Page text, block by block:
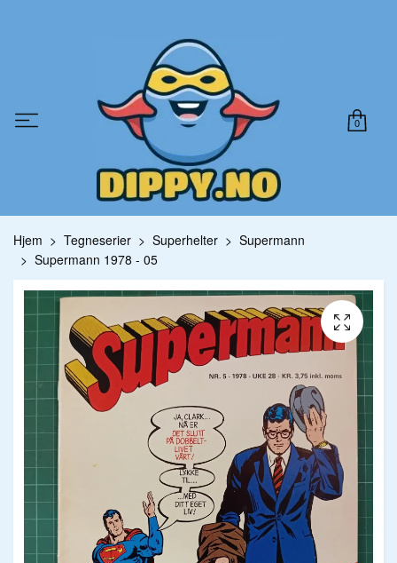
0
Hjem Tegneserier Superhelter
Supermann
Supermann 1978 - 05